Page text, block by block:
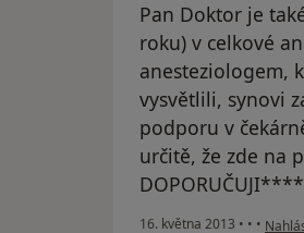
Pan Doktor je
roku) v celkové
anesteziologem,
vysvětlili, synovi
podporu v
určitě, že zde na
16. května 2013 • • • podle